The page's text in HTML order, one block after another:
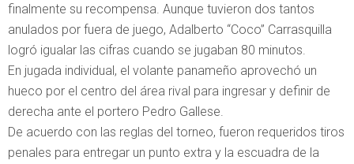
finalmente su recompensa. Aunque tuvieron dos tantos
anulados por fuera de juego, Adalberto “Coco” Carrasquilla
logró igualar las cifras cuando se jugaban 80 minutos.
En jugada individual, el volante panameño aprovechó un
hueco por el centro del área rival para ingresar y definir de
derecha ante el portero Pedro Gallese.
De acuerdo con las reglas del torneo, fueron requeridos tiros
penales para entregar un punto extra y la escuadra de la